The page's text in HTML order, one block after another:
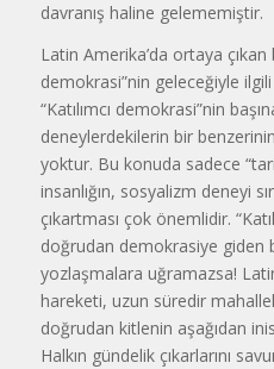
davranış haline gelememiştir.
Latin Amerika’da ortaya
demokrasi”nin geleceğiyle
“Katılımcı demokrasi”nin
deneylerdekilerin bir
yoktur. Bu konuda sadece
insanlığın, sosyalizm deneyi
çıkartması çok önemlidir.
doğrudan demokrasiye giden
yozlaşmalara uğramazsa!
hareketi, uzun süredir
doğrudan kitlenin aşağıdan
Halkın gündelik çıkarlarını